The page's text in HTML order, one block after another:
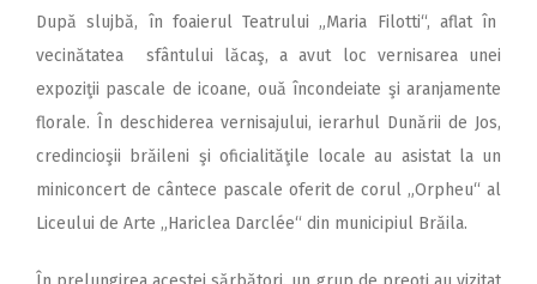
După slujbă, în foaierul Teatrului „Maria Filotti“, aflat în
vecinătatea sfântului lăcaş, a avut loc vernisarea unei
expoziţii pascale de icoane, ouă încondeiate şi aranjamente
florale. În deschiderea vernisajului, ierarhul Dunării de Jos,
credincioşii brăileni şi oficialităţile locale au asistat la un
miniconcert de cântece pascale oferit de corul „Orpheu“ al
Liceului de Arte „Hariclea Darclée“ din municipiul Brăila.